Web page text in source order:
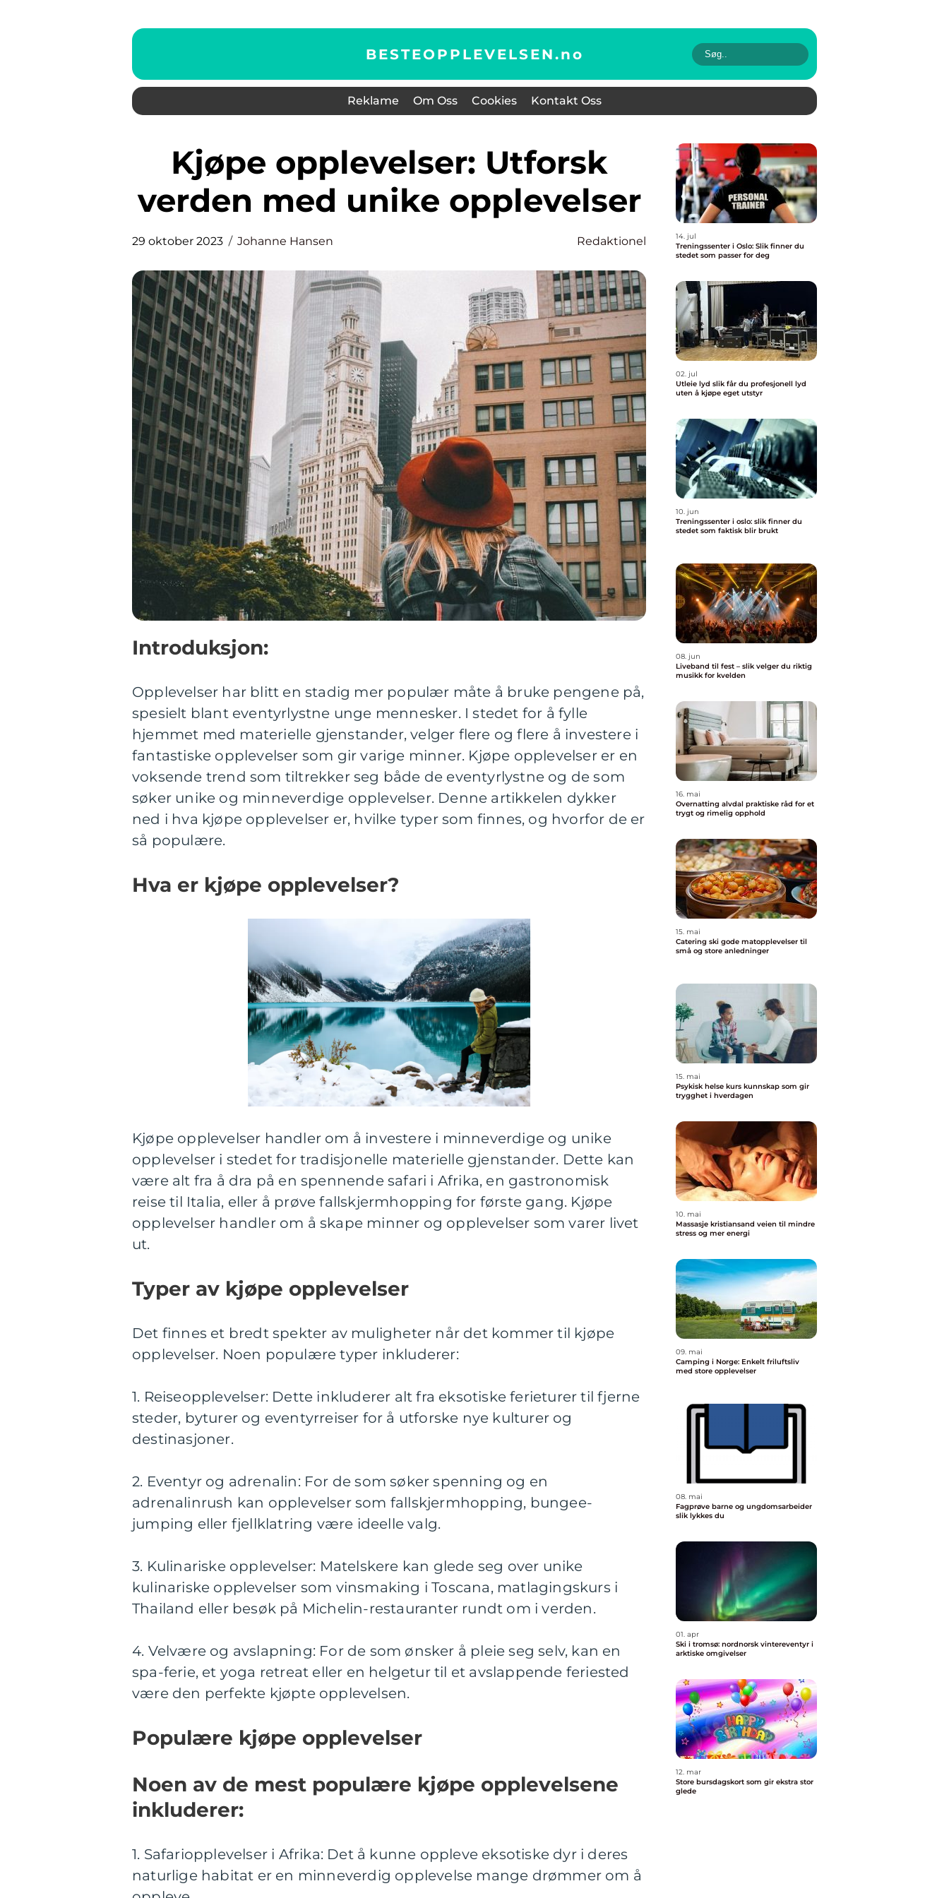
BESTEOPPLEVELSEN.no
Reklame Om Oss Cookies Kontakt Oss
Kjøpe opplevelser: Utforsk
verden med unike opplevelser
29 oktober 2023 Johanne Hansen Redaktionel
Introduksjon:
Opplevelser har blitt en stadig mer populær måte å bruke pengene på,
spesielt blant eventyrlystne unge mennesker. I stedet for å fylle
hjemmet med materielle gjenstander, velger flere og flere å investere i
fantastiske opplevelser som gir varige minner. Kjøpe opplevelser er en
voksende trend som tiltrekker seg både de eventyrlystne og de som
søker unike og minneverdige opplevelser. Denne artikkelen dykker
ned i hva kjøpe opplevelser er, hvilke typer som finnes, og hvorfor de er
så populære.
Hva er kjøpe opplevelser?
Kjøpe opplevelser handler om å investere i minneverdige og unike
opplevelser i stedet for tradisjonelle materielle gjenstander. Dette kan
være alt fra å dra på en spennende safari i Afrika, en gastronomisk
reise til Italia, eller å prøve fallskjermhopping for første gang. Kjøpe
opplevelser handler om å skape minner og opplevelser som varer livet
ut.
Typer av kjøpe opplevelser
Det finnes et bredt spekter av muligheter når det kommer til kjøpe
opplevelser. Noen populære typer inkluderer:
1. Reiseopplevelser: Dette inkluderer alt fra eksotiske ferieturer til fjerne
steder, byturer og eventyrreiser for å utforske nye kulturer og
destinasjoner.
2. Eventyr og adrenalin: For de som søker spenning og en
adrenalinrush kan opplevelser som fallskjermhopping, bungee-
jumping eller fjellklatring være ideelle valg.
3. Kulinariske opplevelser: Matelskere kan glede seg over unike
kulinariske opplevelser som vinsmaking i Toscana, matlagingskurs i
Thailand eller besøk på Michelin-restauranter rundt om i verden.
4. Velvære og avslapning: For de som ønsker å pleie seg selv, kan en
spa-ferie, et yoga retreat eller en helgetur til et avslappende feriested
være den perfekte kjøpte opplevelsen.
Populære kjøpe opplevelser
Noen av de mest populære kjøpe opplevelsene
inkluderer:
1. Safariopplevelser i Afrika: Det å kunne oppleve eksotiske dyr i deres
naturlige habitat er en minneverdig opplevelse mange drømmer om å
14. jul
Treningssenter i Oslo: Slik finner du
stedet som passer for deg
02. jul
Utleie lyd slik får du profesjonell lyd
uten å kjøpe eget utstyr
10. jun
Treningssenter i oslo: slik finner du
stedet som faktisk blir brukt
08. jun
Liveband til fest – slik velger du riktig
musikk for kvelden
16. mai
Overnatting alvdal praktiske råd for et
trygt og rimelig opphold
15. mai
Catering ski gode matopplevelser til
små og store anledninger
15. mai
Psykisk helse kurs kunnskap som gir
trygghet i hverdagen
10. mai
Massasje kristiansand veien til mindre
stress og mer energi
09. mai
Camping i Norge: Enkelt friluftsliv
med store opplevelser
08. mai
Fagprøve barne og ungdomsarbeider
slik lykkes du
01. apr
Ski i tromsø: nordnorsk vintereventyr i
arktiske omgivelser
12. mar
Store bursdagskort som gir ekstra stor
glede